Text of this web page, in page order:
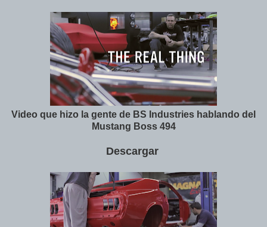
Video que hizo la gente de BS Industries hablando del
Mustang Boss 494
Descargar